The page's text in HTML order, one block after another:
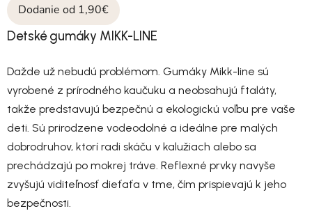
Dodanie od 1,90€
Detské gumáky MIKK-LINE
Dažde už nebudú problémom. Gumáky Mikk-line sú
vyrobené z prírodného kaučuku a neobsahujú ftaláty,
takže predstavujú bezpečnú a ekologickú voľbu pre vaše
deti. Sú prirodzene vodeodolné a ideálne pre malých
dobrodruhov, ktorí radi skáču v kalužiach alebo sa
prechádzajú po mokrej tráve. Reflexné prvky navyše
zvyšujú viditeľnosť dieťaťa v tme, čím prispievajú k jeho
bezpečnosti.